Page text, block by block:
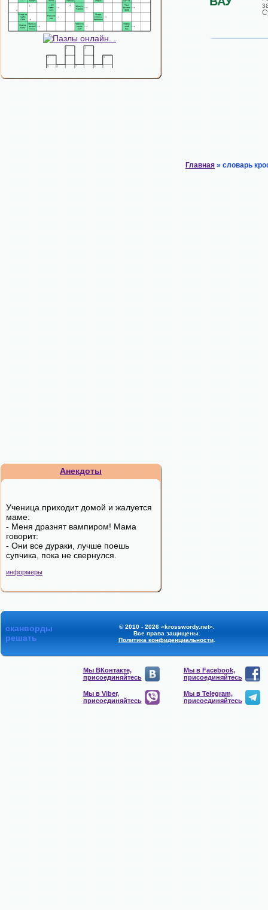
Анекдоты
Ученица приходит домой и жалуется
маме:
- Меня дразнят вампиром! Мама
говорит:
- Они все дураки, лучше поешь
супчика, пока не свернулся.
информеры
Главная » словарь
сканворды
решать
© 2010 - 2026 «krosswordy.net».
Все права защищены.
Политика конфиденциальности.
Мы ВКонтакте,
присоединяйтесь
Мы в Facebook,
присоединяйтесь
Мы в Viber,
присоединяйтесь
Мы в Telegram,
присоединяйтесь